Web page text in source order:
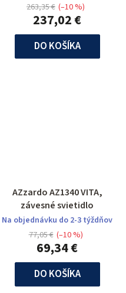
237,02 €
263,35 € (–10 %)
DO KOŠÍKA
AZzardo AZ1340 VITA,
závesné svietidlo
Na objednávku do 2-3 týždňov
69,34 €
77,05 € (–10 %)
DO KOŠÍKA